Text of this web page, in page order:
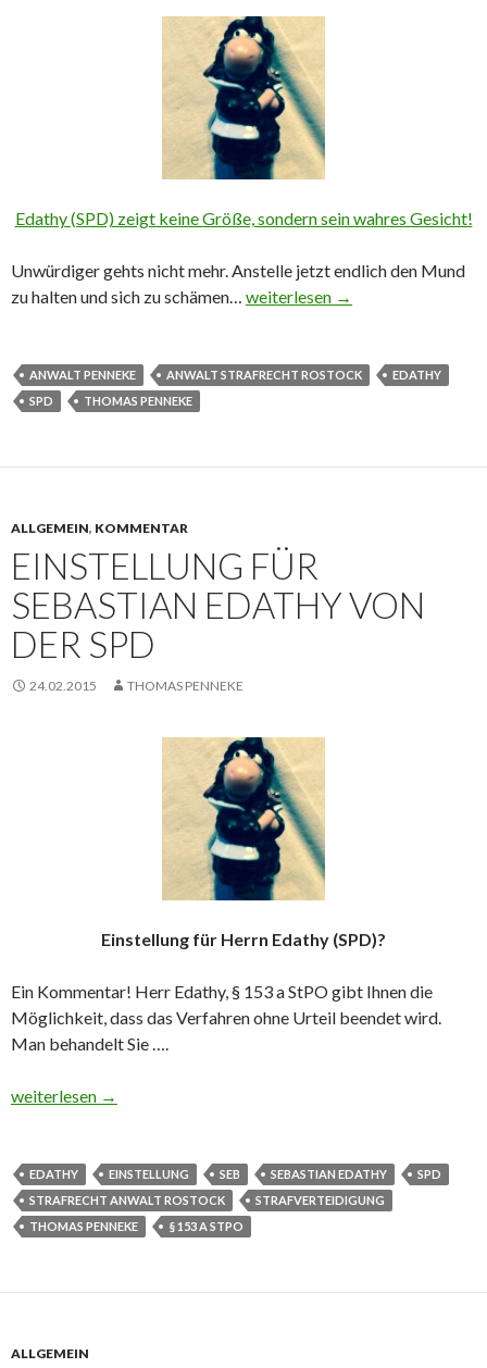
Edathy (SPD) zeigt keine Größe, sondern sein wahres Gesicht!
Unwürdiger gehts nicht mehr. Anstelle jetzt endlich den Mund
zu halten und sich zu schämen… Edathy und sein wahres Gesicht
weiterlesen →
ANWALT PENNEKE ANWALT STRAFRECHT ROSTOCK
EDATHY
SPD
THOMAS PENNEKE
ALLGEMEIN, KOMMENTAR
EINSTELLUNG FÜR
SEBASTIAN EDATHY VON
DER SPD
24.02.2015 THOMAS PENNEKE
Einstellung für Herrn Edathy (SPD)?
Ein Kommentar! Herr Edathy, § 153 a StPO gibt Ihnen die
Möglichkeit, dass das Verfahren ohne Urteil beendet wird.
Man behandelt Sie ….
Einstellung für Sebastian Edathy von der SPD
weiterlesen →
EDATHY EINSTELLUNG SEB SEBASTIAN EDATHY
SPD
STRAFRECHT ANWALT ROSTOCK
STRAFVERTEIDIGUNG
THOMAS PENNEKE
§ 153 A STPO
ALLGEMEIN